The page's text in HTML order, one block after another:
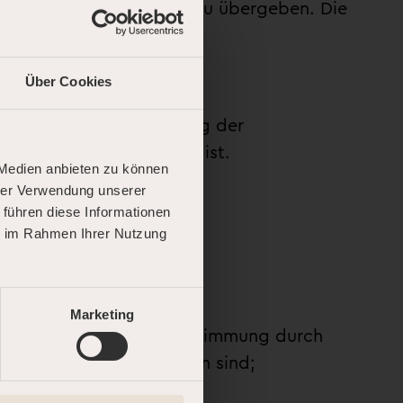
Über Cookies
anbieten zu können
Verwendung unserer
diese Informationen
Rahmen Ihrer Nutzung
Marketing
zurückzusenden oder zu übergeben. Die
auf einen zur Prüfung der
ihnen zurückzuführen ist.
Auswahl oder Bestimmung durch
zugeschnitten sind;
würde;